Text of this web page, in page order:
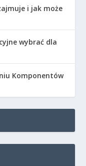
i jak może
wybrać dla
Komponentów